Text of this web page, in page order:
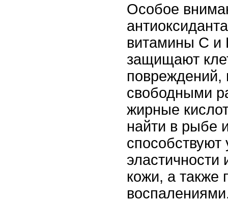
Особое
витамины С и
защищают
повреждений,
свободными
жирные
найти в рыбе
эластичности
кожи, а также